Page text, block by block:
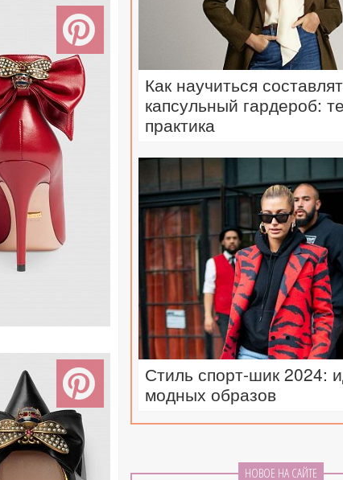
Как научиться
капсульный гардероб:
практика
Стиль спорт-шик 2024:
модных образов
НОВОЕ НА САЙТЕ